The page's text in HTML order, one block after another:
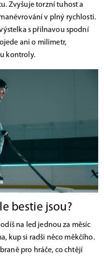
Zvyšuje torzní tuhost a
v plný rychlosti.
s přilnavou spodní
ani o milimetr,
kontroly.
bestie jsou?
na led jednou za měsíc
kup si radši něco měkčího.
pro hráče, co chtějí